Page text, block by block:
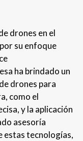
drones en el
su enfoque
ha brindado un
drones para
como el
y la aplicación
asesoría
estas tecnologías,